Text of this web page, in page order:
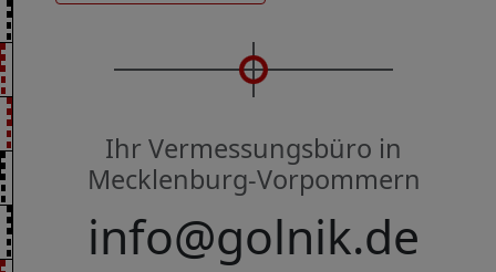
Ihr Vermessungsbüro in
Mecklenburg-Vorpommern
info@golnik.de